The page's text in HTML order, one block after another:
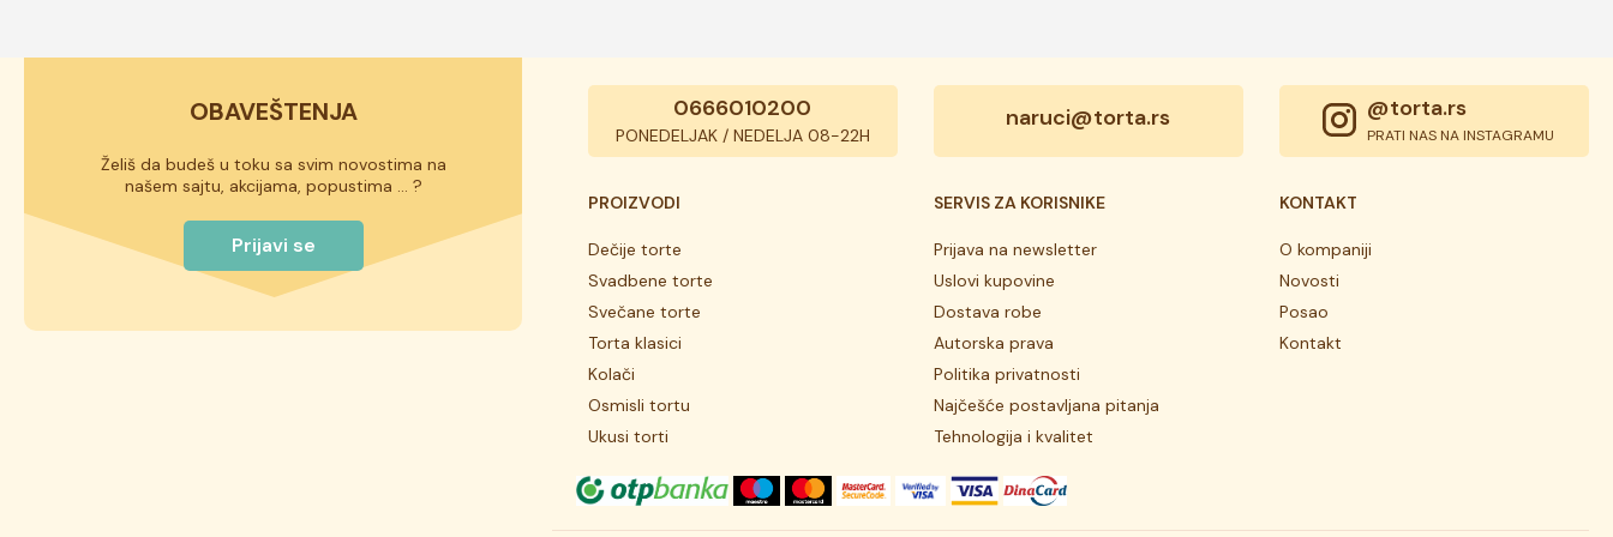
OBAVEŠTENJA
Želiš da budeš u toku sa svim novostima na
našem sajtu, akcijama, popustima ... ?
Prijavi se
0666010200
PONEDELJAK / NEDELJA 08-22H
naruci@torta.rs @torta.rs
PRATI NAS NA INSTAGRAMU
PROIZVODI
Dečije torte
Svadbene torte
Svečane torte
Torta klasici
Kolači
Osmisli tortu
Ukusi torti
SERVIS ZA KORISNIKE
Prijava na newsletter
Uslovi kupovine
Dostava robe
Autorska prava
Politika privatnosti
Najčešće postavljana pitanja
Tehnologija i kvalitet
KONTAKT
O kompaniji
Novosti
Posao
Kontakt